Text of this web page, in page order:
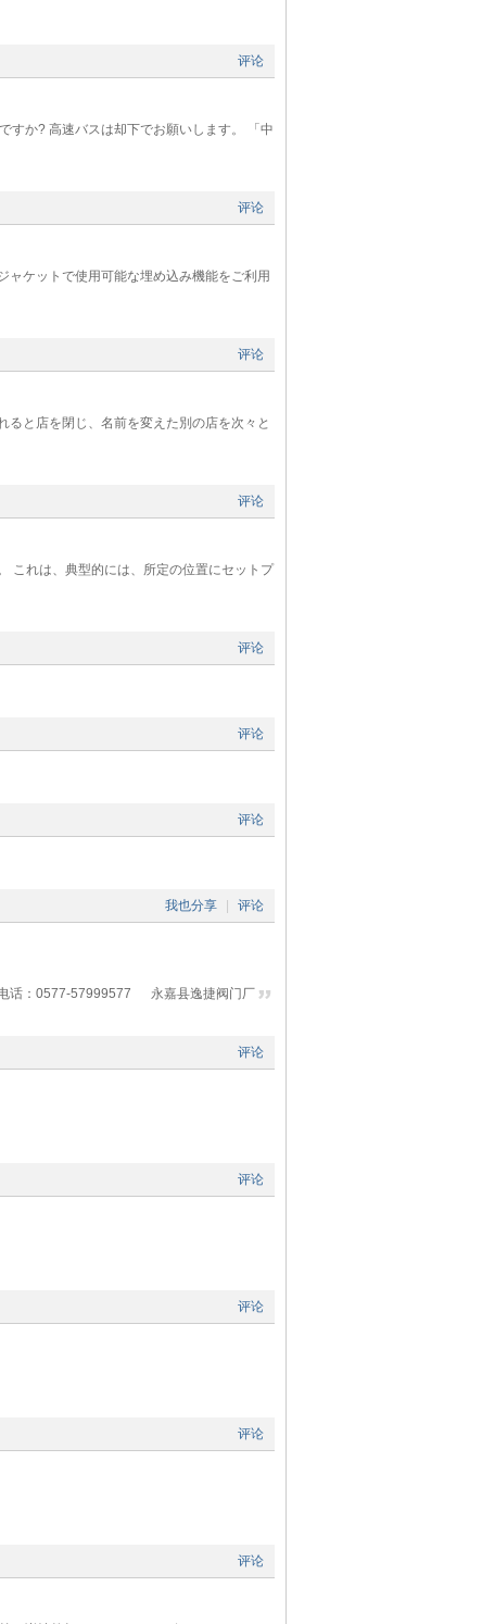
评论
すか? 高速バスは却下でお願いします。 「中
评论
ャケットで使用可能な埋め込み機能をご利用
评论
と店を閉じ、名前を変えた別の店を次々と
评论
これは、典型的には、所定の位置にセットプ
评论
评论
评论
我也分享 评论
电话：0577-57999577 永嘉县逸捷阀门厂
评论
评论
评论
评论
评论